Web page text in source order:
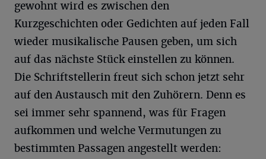
gewohnt wird es zwischen den
Kurzgeschichten oder Gedichten auf jeden Fall
wieder musikalische Pausen geben, um sich
auf das nächste Stück einstellen zu können.
Die Schriftstellerin freut sich schon jetzt sehr
auf den Austausch mit den Zuhörern. Denn es
sei immer sehr spannend, was für Fragen
aufkommen und welche Vermutungen zu
bestimmten Passagen angestellt werden: